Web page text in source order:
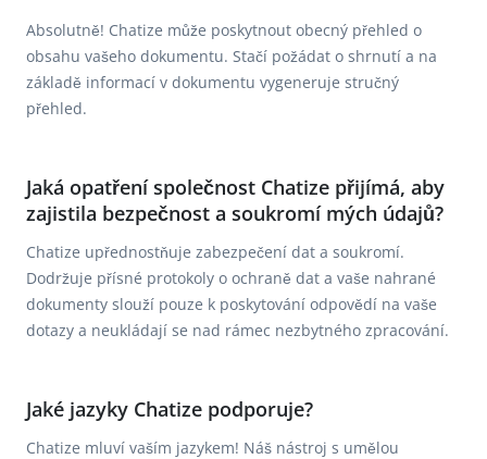
Absolutně! Chatize může poskytnout obecný přehled o
obsahu vašeho dokumentu. Stačí požádat o shrnutí a na
základě informací v dokumentu vygeneruje stručný
přehled.
Jaká opatření společnost Chatize přijímá, aby
zajistila bezpečnost a soukromí mých údajů?
Chatize upřednostňuje zabezpečení dat a soukromí.
Dodržuje přísné protokoly o ochraně dat a vaše nahrané
dokumenty slouží pouze k poskytování odpovědí na vaše
dotazy a neukládají se nad rámec nezbytného zpracování.
Jaké jazyky Chatize podporuje?
Chatize mluví vaším jazykem! Náš nástroj s umělou